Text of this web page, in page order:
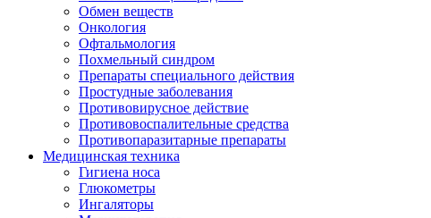
Обмен веществ
Онкология
Офтальмология
Похмельный синдром
Препараты специального действия
Простудные заболевания
Противовирусное действие
Противовоспалительные средства
Противопаразитарные препараты
Медицинская техника
Гигиена носа
Глюкометры
Ингаляторы